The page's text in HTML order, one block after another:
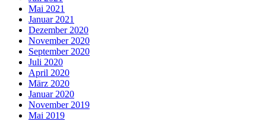
Mai 2021
Januar 2021
Dezember 2020
November 2020
September 2020
Juli 2020
April 2020
März 2020
Januar 2020
November 2019
Mai 2019